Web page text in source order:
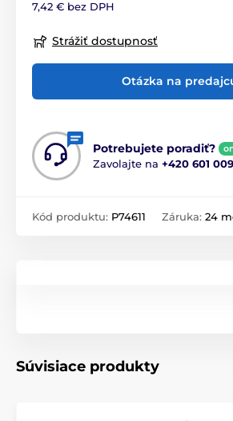
7,42 € bez DPH
Strážiť dostupnosť
Otázka na
Potrebujete poradiť?
Zavolajte na +420 601
Kód produktu: P74611 Záruka: 24
Súvisiace produkty